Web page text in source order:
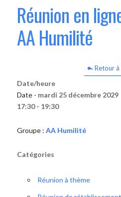
Réunion en
AA Humilité
Retour à
Date/heure
Date - mardi 25 décembre 2029
17:30 - 19:30
Groupe : AA Humilité
Catégories
Réunion à thème